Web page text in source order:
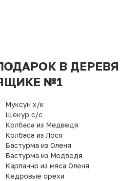
В
№1
Муксун х/к
Щекур c/c
Колбаса из Медведя
Колбаса из Лося
Бастурма из Оленя
Бастурма из Медведя
Карпаччо из мяса Оленя
Кедровые орехи